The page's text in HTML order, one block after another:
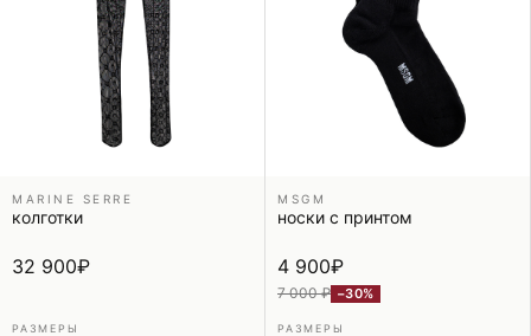
MARINE SERRE
колготки
32 900₽
РАЗМЕРЫ
MSGM
носки с принтом
4 900₽
7 000 ₽ −30%
РАЗМЕРЫ